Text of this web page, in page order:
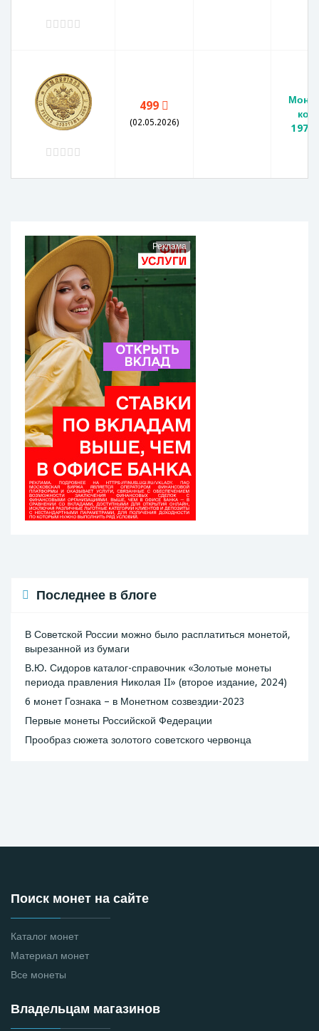
499
(02.05.2026)
1979
Реклама
Последнее в блоге
В Советской России можно было расплатиться монетой,
вырезанной из бумаги
В.Ю. Сидоров каталог-справочник «Золотые монеты
периода правления Николая II» (второе издание, 2024)
6 монет Гознака – в Монетном созвездии-2023
Первые монеты Российской Федерации
Прообраз сюжета золотого советского червонца
Поиск монет на сайте
Каталог монет
Материал монет
Все монеты
Владельцам магазинов